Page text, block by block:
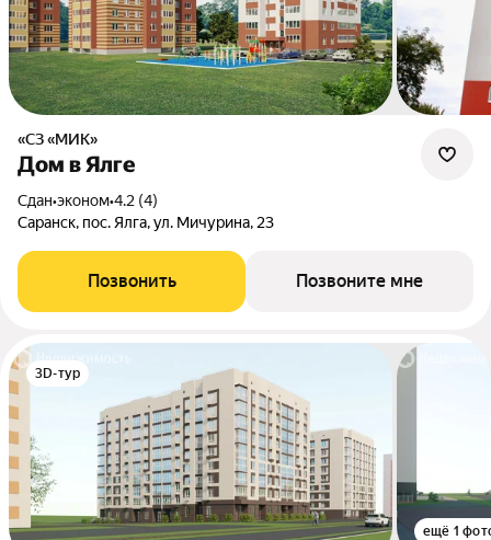
«СЗ «МИК»
Дом в Ялге
Сдан•эконом•4.2 (4)
Саранск, пос. Ялга, ул. Мичурина, 23
Позвонить Позвоните мне
3D-тур
ещё 1